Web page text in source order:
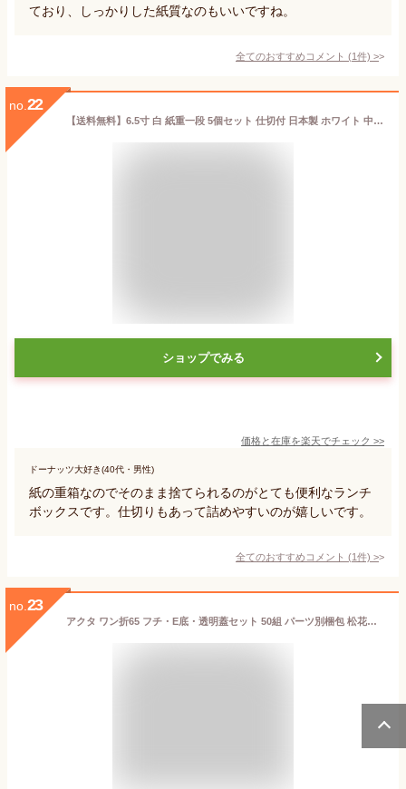
ており、しっかりした紙質なのもいいですね。
全てのおすすめコメント (1件) >
no. 22
【送料無料】6.5寸 白 紙重一段 5個セット 仕切付 日本製 ホワイト 中子 仕切り お重 業務用 家庭用 高級 使い捨て テイクアウト 容器 ピクニック 運動会 遠足 お花見 歓送迎会 エコ 弁当箱 懐石 会席 行楽 弁当 法事 仕出し 宴 試合 お祝い 紙製 Vカット お節 おせち
ショップでみる
価格と在庫を楽天でチェック >>
ドーナッツ大好き(40代・男性)
紙の重箱なのでそのまま捨てられるのがとても便利なランチ
ボックスです。仕切りもあって詰めやすいのが嬉しいです。
全てのおすすめコメント (1件) >
no. 23
アクタ ワン折65 フチ・E底・透明蓋セット 50組 パーツ別梱包 松花堂弁当容器 9マス